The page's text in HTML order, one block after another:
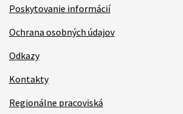
Poskytovanie informácií
Ochrana osobných údajov
Odkazy
Kontakty
Regionálne pracoviská